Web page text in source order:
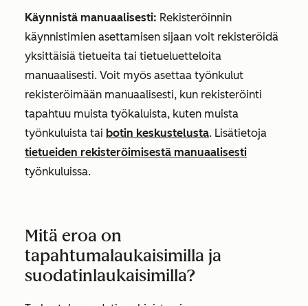
Käynnistä manuaalisesti: Rekisteröinnin
käynnistimien asettamisen sijaan voit rekisteröidä
yksittäisiä tietueita tai tietueluetteloita
manuaalisesti. Voit myös asettaa työnkulut
rekisteröimään manuaalisesti, kun rekisteröinti
tapahtuu muista työkaluista, kuten muista
työnkuluista tai botin keskustelusta. Lisätietoja
tietueiden rekisteröimisestä manuaalisesti
työnkuluissa.
Mitä eroa on
tapahtumalaukaisimilla ja
suodatinlaukaisimilla?